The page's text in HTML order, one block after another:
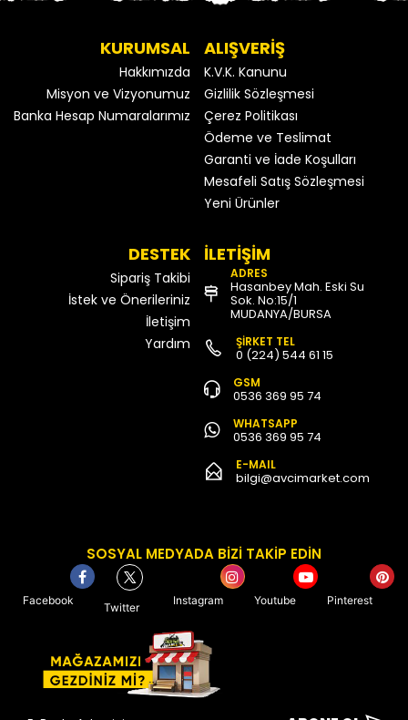
KURUMSAL
Hakkımızda
Misyon ve Vizyonumuz
Banka Hesap Numaralarımız
ALIŞVERİŞ
K.V.K. Kanunu
Gizlilik Sözleşmesi
Çerez Politikası
Ödeme ve Teslimat
Garanti ve İade Koşulları
Mesafeli Satış Sözleşmesi
Yeni Ürünler
DESTEK
Sipariş Takibi
İstek ve Önerileriniz
İletişim
Yardım
İLETİŞİM
ADRES
Hasanbey Mah. Eski Su
Sok. No:15/1
MUDANYA/BURSA
ŞİRKET TEL
0 (224) 544 61 15
GSM
0536 369 95 74
WHATSAPP
0536 369 95 74
E-MAIL
bilgi@avcimarket.com
SOSYAL MEDYADA BİZİ TAKİP EDİN
Facebook
Twitter
Instagram Youtube Pinterest